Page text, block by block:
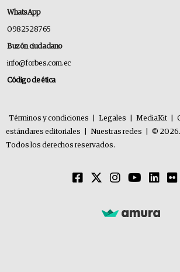
WhatsApp
0982528765
Buzón ciudadano
info@forbes.com.ec
Código de ética
Términos y condiciones Legales MediaKit
estándares editoriales
Nuestras redes
© 2026.
Todos los derechos reservados.